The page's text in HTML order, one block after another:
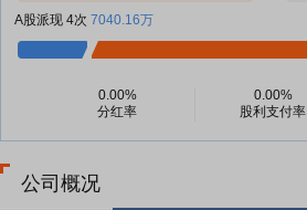
A股派现 4次 7040.16万
0.00%
分红率
0.00%
股利支付率
公司概况